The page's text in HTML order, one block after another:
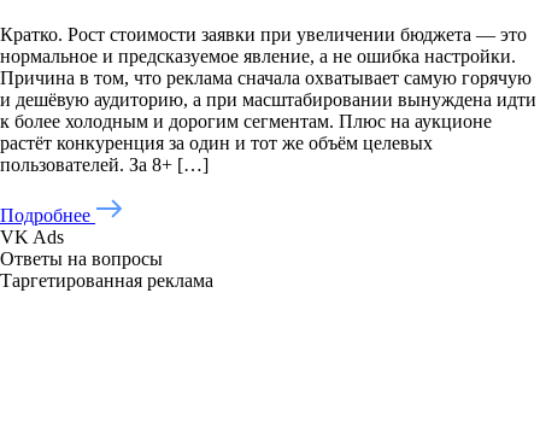
Кратко. Рост стоимости заявки при увеличении бюджета — это
нормальное и предсказуемое явление, а не ошибка настройки.
Причина в том, что реклама сначала охватывает самую горячую
и дешёвую аудиторию, а при масштабировании вынуждена идти
к более холодным и дорогим сегментам. Плюс на аукционе
растёт конкуренция за один и тот же объём целевых
пользователей. За 8+ […]
Подробнее
VK Ads
Ответы на вопросы
Таргетированная реклама